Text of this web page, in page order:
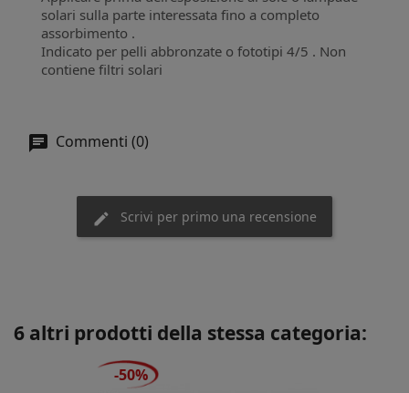
solari sulla parte interessata fino a completo
assorbimento .
Indicato per pelli abbronzate o fototipi 4/5 . Non
contiene filtri solari
Commenti (0)
Scrivi per primo una recensione
6 altri prodotti della stessa categoria:
-50%